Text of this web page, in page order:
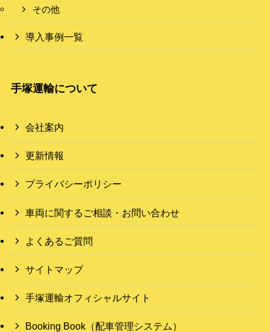
その他
導入事例一覧
手塚運輸について
会社案内
更新情報
プライバシーポリシー
車両に関するご相談・お問い合わせ
よくあるご質問
サイトマップ
手塚運輸オフィシャルサイト
Booking Book（配車管理システム）